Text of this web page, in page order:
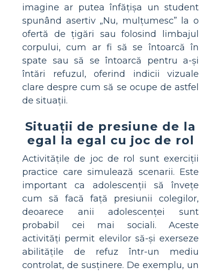
imagine ar putea înfățișa un student
spunând asertiv „Nu, mulțumesc” la o
ofertă de țigări sau folosind limbajul
corpului, cum ar fi să se întoarcă în
spate sau să se întoarcă pentru a-și
întări refuzul, oferind indicii vizuale
clare despre cum să se ocupe de astfel
de situații.
Situații de presiune de la
egal la egal cu joc de rol
Activitățile de joc de rol sunt exerciții
practice care simulează scenarii. Este
important ca adolescenții să învețe
cum să facă față presiunii colegilor,
deoarece anii adolescenței sunt
probabil cei mai sociali. Aceste
activități permit elevilor să-și exerseze
abilitățile de refuz într-un mediu
controlat, de susținere. De exemplu, un